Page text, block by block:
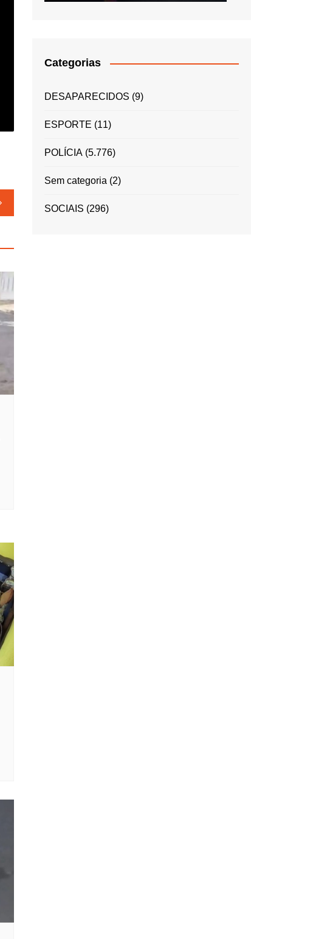
Categorias
DESAPARECIDOS (9)
ESPORTE (11)
POLÍCIA (5.776)
Sem categoria (2)
SOCIAIS (296)